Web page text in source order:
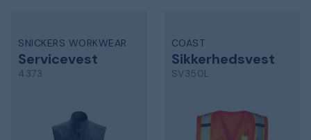
SNICKERS WORKWEAR
Servicevest
4373
COAST
Sikkerhedsvest
SV350L